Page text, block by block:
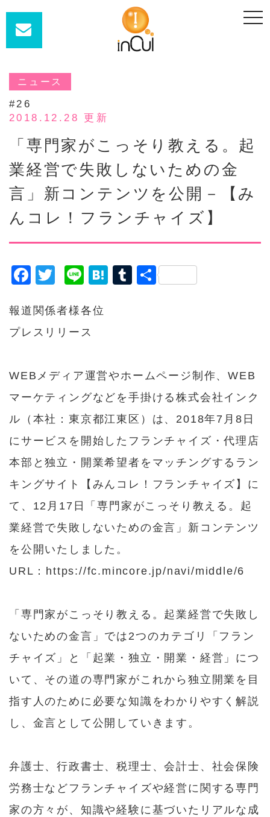
t
o
n
ニュース
#26
2018.12.28 更新
「専門家がこっそり教える。起
業経営で失敗しないための金
言」新コンテンツを公開－【み
んコレ！フランチャイズ】
F
c
e
o
o
k
T
it
t
r
Li
e
H
a
T 共
報道関係者様各位
プレスリリース
WEBメディア運営やホームページ制作、WEB
マーケティングなどを手掛ける株式会社インク
ル（本社：東京都江東区）は、2018年7月8日
にサービスを開始したフランチャイズ・代理店
本部と独立・開業希望者をマッチングするラン
キングサイト【みんコレ！フランチャイズ】に
て、12月17日
「専門家がこっそり教える。起
業経営で失敗しないための金言」 新コンテンツ
を公開いたしました。
URL： https://fc.mincore.jp/navi/middle/6
「専門家がこっそり教える。起業経営で失敗し
ないための金言」 では2つのカテゴリ「フラン
チャイズ」と「起業・独立・開業・経営」につ
いて、その道の専門家がこれから独立開業を目
指す人のために必要な知識をわかりやすく解説
し、金言として公開していきます。
弁護士、行政書士、税理士、会計士、社会保険
労務士などフランチャイズや経営に関する専門
家の方々が、知識や経験に基づいたリアルな成